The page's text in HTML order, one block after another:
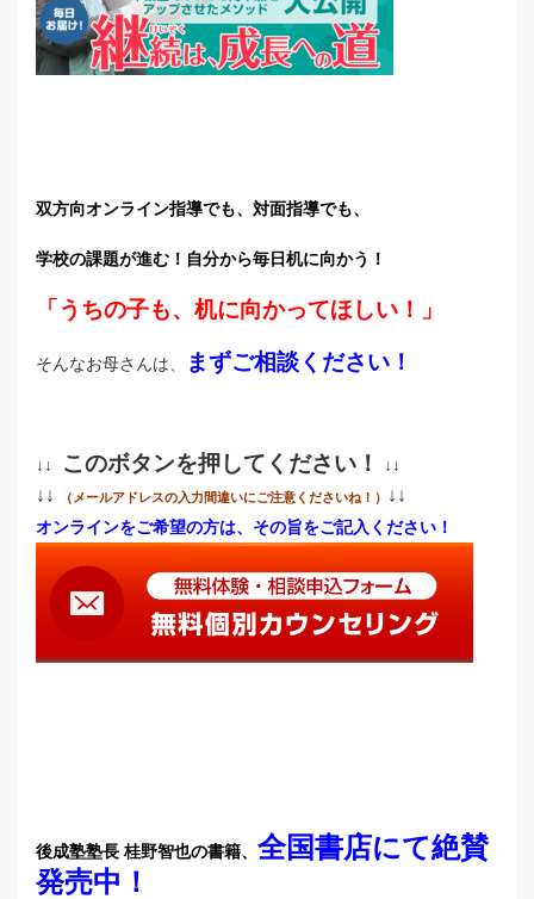
双方向オンライン指導でも、対面指導でも、
学校の課題が進む！ 自分から毎日机に向かう！
「うちの子も、机に向かってほしい！」
そんなお母さんは、 まずご相談ください！
↓↓ このボタンを押してください！ ↓↓
↓↓ （メールアドレスの入力間違いにご注意くださいね！） ↓↓
オンラインをご希望の方は、その旨をご記入ください！
後成塾塾長 桂野智也の書籍、 全国書店にて絶賛
発売中 ！